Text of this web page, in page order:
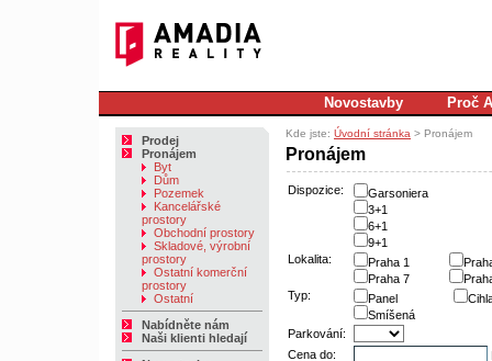
Novostavby Proč
Prodej
Pronájem
Byt
Dům
Pozemek
Kancelářské
prostory
Obchodní prostory
Skladové, výrobní
prostory
Ostatní komerční
prostory
Ostatní
Nabídněte nám
Naši klienti hledají
Kde jste: Úvodní stránka > Pronájem
Pronájem
Dispozice:
Garsoniera
3+1
6+1
9+1
Lokalita:
Praha 1
Praha 7
Typ:
Panel
Smíšená
Parkování:
Cena do: